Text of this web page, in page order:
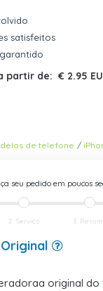
satisfeitos
partir de: € 2.95
de telefone
seu pedido em poucos
2. Serviço 3.
original do